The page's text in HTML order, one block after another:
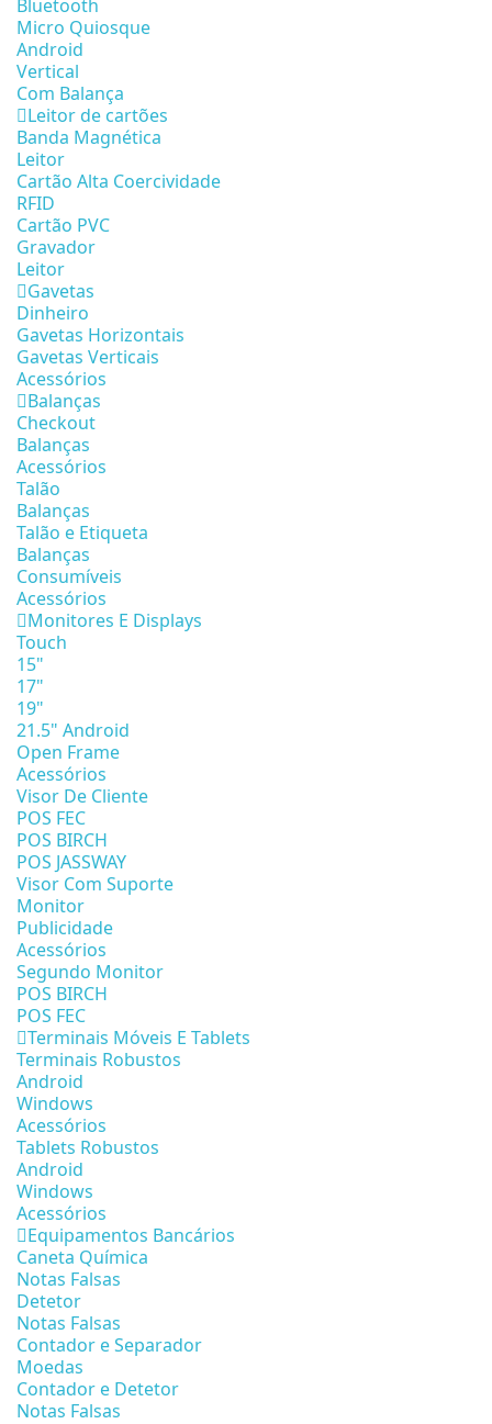
Bluetooth
Micro Quiosque
Android
Vertical
Com Balança
Leitor de cartões
Banda Magnética
Leitor
Cartão Alta Coercividade
RFID
Cartão PVC
Gravador
Leitor
Gavetas
Dinheiro
Gavetas Horizontais
Gavetas Verticais
Acessórios
Balanças
Checkout
Balanças
Acessórios
Talão
Balanças
Talão e Etiqueta
Balanças
Consumíveis
Acessórios
Monitores E Displays
Touch
15"
17"
19"
21.5" Android
Open Frame
Acessórios
Visor De Cliente
POS FEC
POS BIRCH
POS JASSWAY
Visor Com Suporte
Monitor
Publicidade
Acessórios
Segundo Monitor
POS BIRCH
POS FEC
Terminais Móveis E Tablets
Terminais Robustos
Android
Windows
Acessórios
Tablets Robustos
Android
Windows
Acessórios
Equipamentos Bancários
Caneta Química
Notas Falsas
Detetor
Notas Falsas
Contador e Separador
Moedas
Contador e Detetor
Notas Falsas